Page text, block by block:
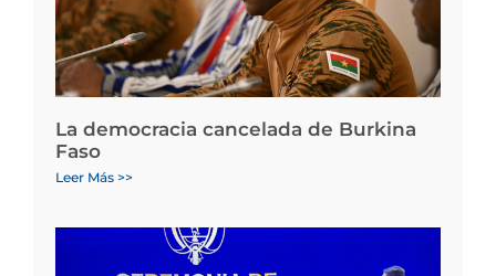
La democracia cancelada de Burkina
Faso
Leer Más >>